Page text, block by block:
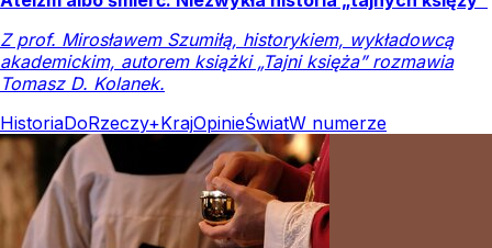
Z prof. Mirosławem Szumiłą, historykiem, wykładowcą
akademickim, autorem książki „Tajni księża” rozmawia
Tomasz D. Kolanek.
HistoriaDoRzeczy+KrajOpinieŚwiatW numerze